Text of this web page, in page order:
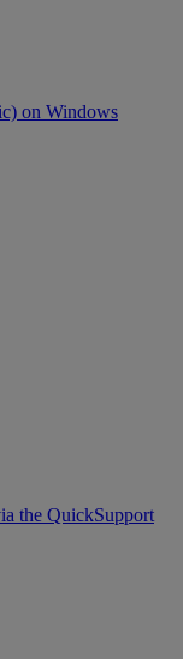
on Windows
the QuickSupport